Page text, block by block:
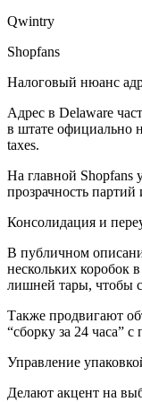
Qwintry
Shopfans
Налоговый нюанс
Адрес в Delaware
в штате официально
taxes.
На главной Shopfans
прозрачность
Консолидация и
В публичном
нескольких коробок
лишней тары, чтобы
Также продвигают
“сборку за 24 часа” с
Управление
Делают акцент на